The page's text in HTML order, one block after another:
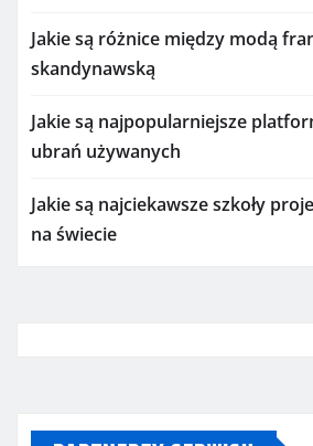
Jakie są różnice między modą
skandynawską
Jakie są najpopularniejsze
ubrań używanych
Jakie są najciekawsze szkoły
na świecie